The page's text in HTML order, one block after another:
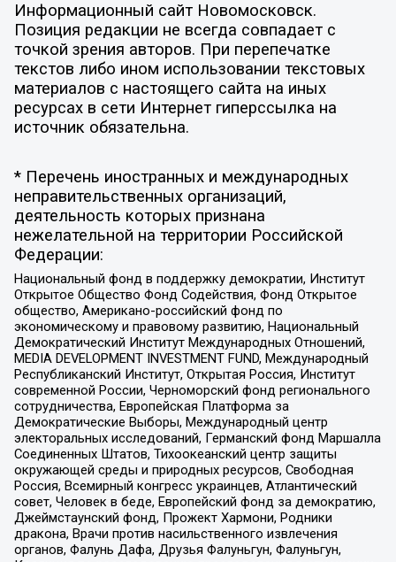
Информационный сайт Новомосковск.
Позиция редакции не всегда совпадает с
точкой зрения авторов. При перепечатке
текстов либо ином использовании текстовых
материалов с настоящего сайта на иных
ресурсах в сети Интернет гиперссылка на
источник обязательна.
* Перечень иностранных и международных
неправительственных организаций,
деятельность которых признана
нежелательной на территории Российской
Федерации:
Национальный фонд в поддержку демократии, Институт
Открытое Общество Фонд Содействия, Фонд Открытое
общество, Американо-российский фонд по
экономическому и правовому развитию, Национальный
Демократический Институт Международных Отношений,
MEDIA DEVELOPMENT INVESTMENT FUND, Международный
Республиканский Институт, Открытая Россия, Институт
современной России, Черноморский фонд регионального
сотрудничества, Европейская Платформа за
Демократические Выборы, Международный центр
электоральных исследований, Германский фонд Маршалла
Соединенных Штатов, Тихоокеанский центр защиты
окружающей среды и природных ресурсов, Свободная
Россия, Всемирный конгресс украинцев, Атлантический
совет, Человек в беде, Европейский фонд за демократию,
Джеймстаунский фонд, Прожект Хармони, Родники
дракона, Врачи против насильственного извлечения
органов, Фалунь Дафа, Друзья Фалуньгун, Фалуньгун,